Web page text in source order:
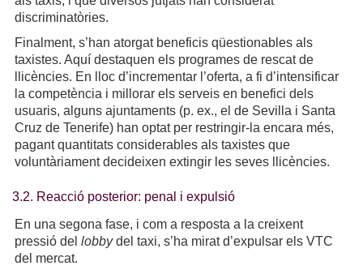
discriminatòries.
Finalment, s’han atorgat beneficis qüestionables als
taxistes. Aquí destaquen els programes de rescat de
llicències. En lloc d’incrementar l’oferta, a fi d’intensificar
la competència i millorar els serveis en benefici dels
usuaris, alguns ajuntaments (p. ex., el de Sevilla i Santa
Cruz de Tenerife) han optat per restringir-la encara més,
pagant quantitats considerables als taxistes que
voluntàriament decideixen extingir les seves llicències.
3.2. Reacció posterior: penal i expulsió
En una segona fase, i com a resposta a la creixent
pressió del lobbydel taxi, s’ha mirat d’expulsar els VTC
del mercat.